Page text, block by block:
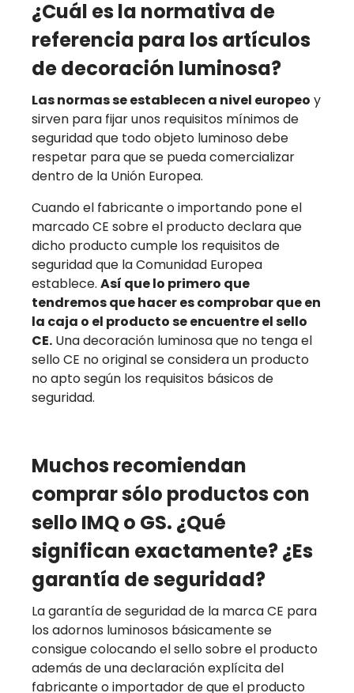
¿Cuál es la normativa de
referencia para los artículos
de decoración luminosa?
Las normas se establecen a nivel europeo y
sirven para fijar unos requisitos mínimos de
seguridad que todo objeto luminoso debe
respetar para que se pueda comercializar
dentro de la Unión Europea.
Cuando el fabricante o importando pone el
marcado CE sobre el producto declara que
dicho producto cumple los requisitos de
seguridad que la Comunidad Europea
establece. Así que lo primero que
tendremos que hacer es comprobar que en
la caja o el producto se encuentre el sello
CE. Una decoración luminosa que no tenga el
sello CE no original se considera un producto
no apto según los requisitos básicos de
seguridad.
Muchos recomiendan
comprar sólo productos con
sello IMQ o GS. ¿Qué
significan exactamente? ¿Es
garantía de seguridad?
La garantía de seguridad de la marca CE para
los adornos luminosos básicamente se
consigue colocando el sello sobre el producto
además de una declaración explícita del
fabricante o importador de que el producto